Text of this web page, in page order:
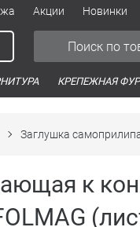
Акции Новинки
КРЕПЕЖНАЯ
Заглушка
к